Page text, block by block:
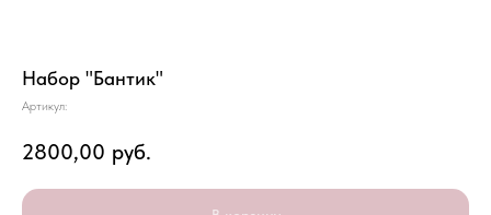
Набор "Бантик"
Артикул:
2800,00 руб.